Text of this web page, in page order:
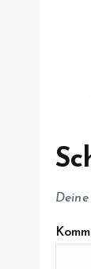
i
o
n